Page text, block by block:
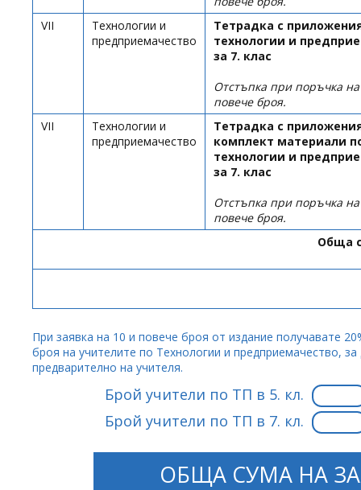
VII
Технологии и
предприемачество
Тетрадка с
технологии и
за 7. клас
Отстъпка при поръчка
повече броя.
VII
Технологии и
предприемачество
Тетрадка с
комплект материали
технологии и
за 7. клас
Отстъпка при поръчка
повече броя.
Обща
При заявка на 10 и повече броя от издание получавате
броя на учителите по Технологии и предприемачество,
предварително на учителя.
Брой учители по ТП в 5. кл.
Брой учители по ТП в 7. кл.
ОБЩА СУМА НА